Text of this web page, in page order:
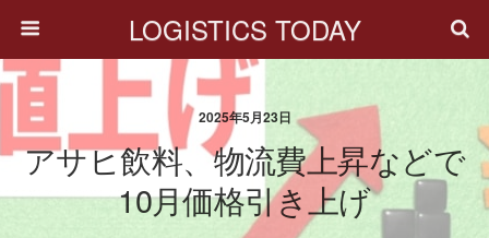
LOGISTICS TODAY
2025年5月23日
アサヒ飲料、物流費上昇などで
10月価格引き上げ